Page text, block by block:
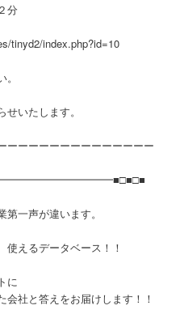
分
tinyd2/index.php?id=10
いたします。
ーーーーーーーーーーーーーー
一声が違います。
えるデータベース！！
お届けします！！